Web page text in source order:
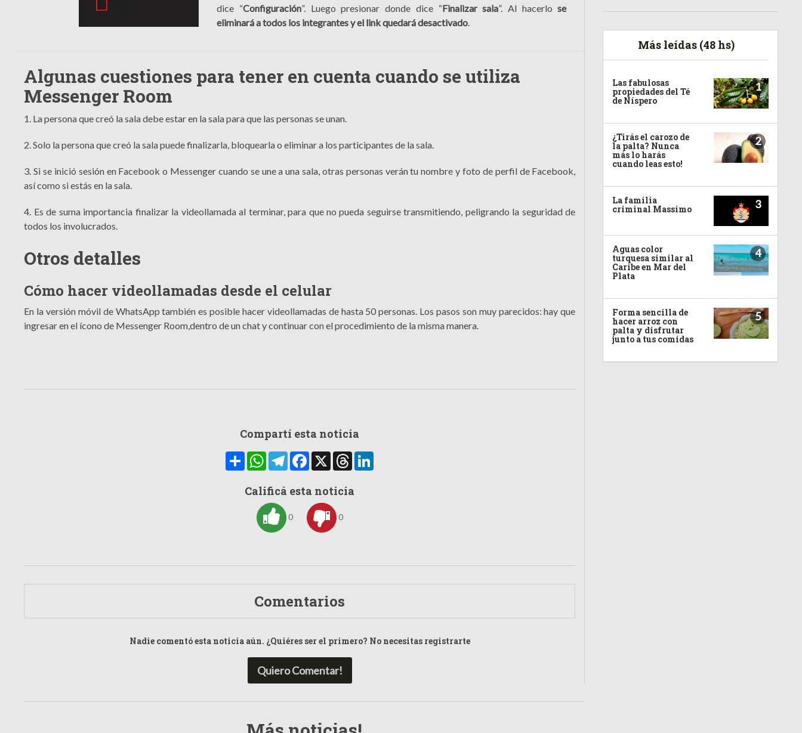
dice “Configuración”. Luego presionar donde dice “Finalizar sala”. Al hacerlose
eliminará a todos los integrantes y el link quedará desactivado.
Algunas cuestiones para tener en cuenta cuando se utiliza
Messenger Room
1. La persona que creó la sala debe estar en la sala para que las personas se unan.
2. Solo la persona que creó la sala puede finalizarla, bloquearla o eliminar a los participantes de la sala.
3. Si se inició sesión en Facebook o Messenger cuando se une a una sala, otras personas verán tu nombre y foto de perfil de Facebook,
así como si estás en la sala.
4. Es de suma importancia finalizar la videollamada al terminar, para que no pueda seguirse transmitiendo, peligrando la seguridad de
todos los involucrados.
Otros detalles
Cómo hacer videollamadas desde el celular
En la versión móvil de WhatsApp también es posible hacer videollamadas de hasta 50 personas. Los pasos son muy parecidos: hay que
ingresar en el ícono de Messenger Room,dentro de un chat y continuar con el procedimiento de la misma manera.
Compartí esta noticia
CompartirWhatsAppTelegramFacebook
X Threads
Calificá esta noticia
0 0
Comentarios
Nadie comentó esta noticia aún. ¿Quiéres ser el primero? No necesitas registrarte
Quiero Comentar!
Más leídas (48 hs)
Las fabulosas
propiedades del Té
de Níspero
1
¿Tirás el carozo de
la palta? Nunca
más lo harás
cuando leas esto!
2
La familia
criminal Massimo 3
Aguas color
turquesa similar al
Caribe en Mar del
Plata
4
Forma sencilla de
hacer arroz con
palta y disfrutar
junto a tus comidas
5